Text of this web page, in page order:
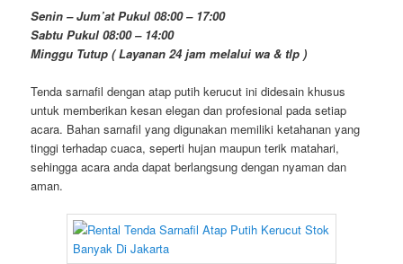
Senin – Jum’at Pukul 08:00 – 17:00
Sabtu Pukul 08:00 – 14:00
Minggu Tutup ( Layanan 24 jam melalui wa & tlp )
Tenda sarnafil dengan atap putih kerucut ini didesain khusus
untuk memberikan kesan elegan dan profesional pada setiap
acara. Bahan sarnafil yang digunakan memiliki ketahanan yang
tinggi terhadap cuaca, seperti hujan maupun terik matahari,
sehingga acara anda dapat berlangsung dengan nyaman dan
aman.